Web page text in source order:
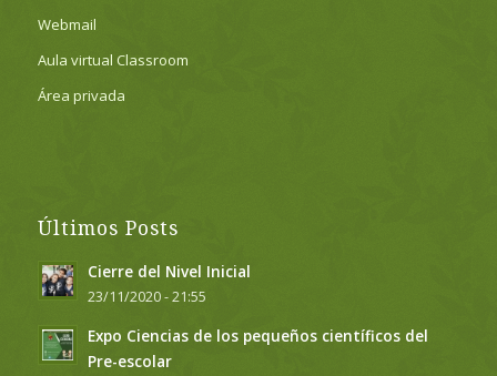
Webmail
Aula virtual Classroom
Área privada
Últimos Posts
Cierre del Nivel Inicial
23/11/2020 - 21:55
Expo Ciencias de los pequeños científicos del
Pre-escolar